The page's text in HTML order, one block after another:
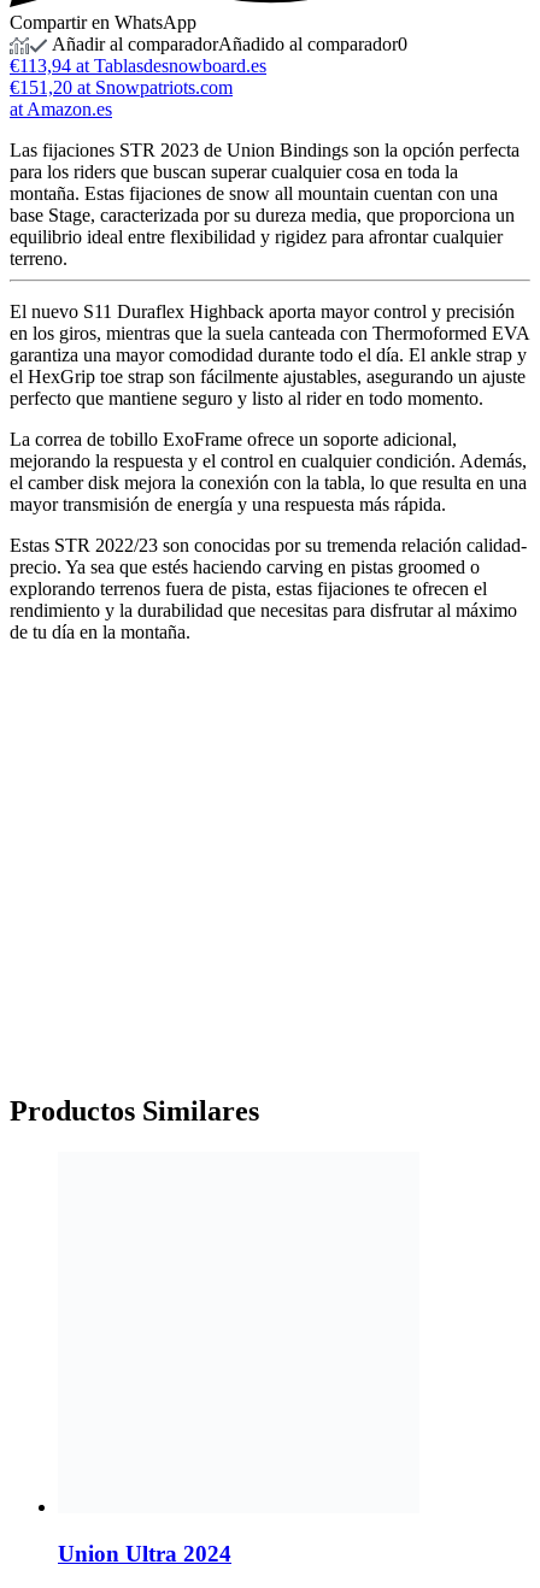
Compartir en WhatsApp
Añadir al comparadorAñadido al comparador0
€113,94 at Tablasdesnowboard.es
€151,20 at Snowpatriots.com
at Amazon.es
Las fijaciones STR 2023 de Union Bindings son la opción perfecta
para los riders que buscan superar cualquier cosa en toda la
montaña. Estas fijaciones de snow all mountain cuentan con una
base Stage, caracterizada por su dureza media, que proporciona un
equilibrio ideal entre flexibilidad y rigidez para afrontar cualquier
terreno.
El nuevo S11 Duraflex Highback aporta mayor control y precisión
en los giros, mientras que la suela canteada con Thermoformed EVA
garantiza una mayor comodidad durante todo el día. El ankle strap y
el HexGrip toe strap son fácilmente ajustables, asegurando un ajuste
perfecto que mantiene seguro y listo al rider en todo momento.
La correa de tobillo ExoFrame ofrece un soporte adicional,
mejorando la respuesta y el control en cualquier condición. Además,
el camber disk mejora la conexión con la tabla, lo que resulta en una
mayor transmisión de energía y una respuesta más rápida.
Estas STR 2022/23 son conocidas por su tremenda relación calidad-
precio. Ya sea que estés haciendo carving en pistas groomed o
explorando terrenos fuera de pista, estas fijaciones te ofrecen el
rendimiento y la durabilidad que necesitas para disfrutar al máximo
de tu día en la montaña.
Productos Similares
Union Ultra 2024